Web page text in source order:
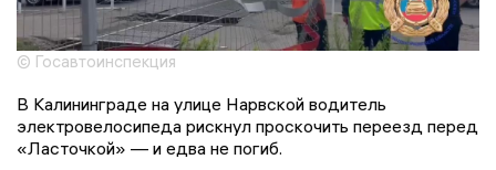
© Госавтоинспекция
В Калининграде на улице Нарвской водитель
электровелосипеда рискнул проскочить переезд перед
«Ласточкой» — и едва не погиб.